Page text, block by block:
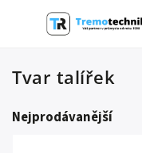
Tvar talířek
Nejprodávanější